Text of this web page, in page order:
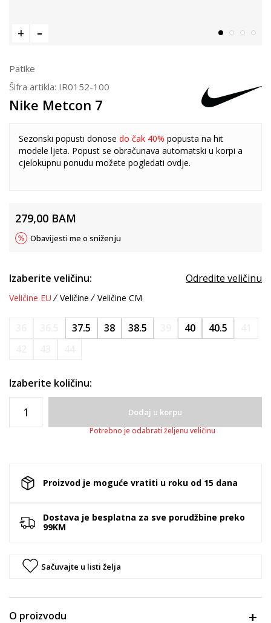
Patike
Šifra artikla: IR0152-100
Nike Metcon 7
Sezonski popusti donose do čak 40% popusta na hit
modele ljeta. Popust se obračunava automatski u korpi a
cjelokupnu ponudu možete pogledati ovdje.
279,00 BAM
Obavijesti me o sniženju
Izaberite veličinu: Odredite veličinu
Veličine EU Veličine Veličine CM
37.5 38 38.5 40 40.5
Izaberite količinu:
Dodaj u korpu
Potrebno je odabrati željenu veličinu
Proizvod je moguće vratiti u roku od 15 dana
Dostava je besplatna za sve porudžbine preko
99KM
Sačuvajte u listi želja
O proizvodu